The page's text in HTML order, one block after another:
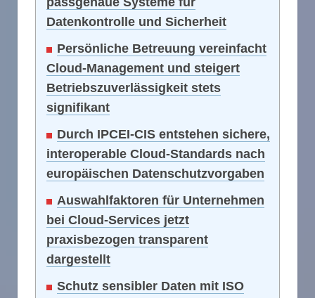
Datenkontrolle und Sicherheit
Persönliche Betreuung vereinfacht
Cloud-Management und steigert
Betriebszuverlässigkeit stets
signifikant
Durch IPCEI-CIS entstehen sichere,
interoperable Cloud-Standards nach
europäischen Datenschutzvorgaben
Auswahlfaktoren für Unternehmen
bei Cloud-Services jetzt
praxisbezogen transparent
dargestellt
Schutz sensibler Daten mit ISO